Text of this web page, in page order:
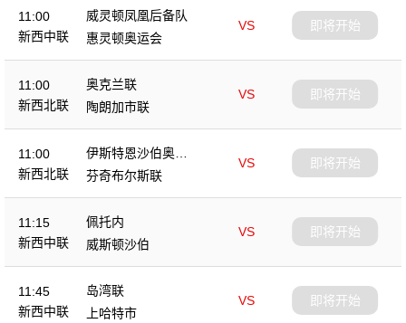
11:00
新西中联
威灵顿凤凰后备队
VS
惠灵顿奥运会
即将开始
11:00
新西北联
奥克兰联
VS
陶朗加市联
即将开始
11:00
新西北联
伊斯特恩沙伯奥克
兰
VS
芬奇布尔斯联
即将开始
11:15
新西中联
佩托内
VS
威斯顿沙伯
即将开始
11:45
新西中联
岛湾联
VS
上哈特市
即将开始